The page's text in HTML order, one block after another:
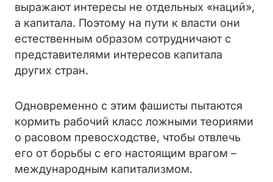
выражают интересы не отдельных «наций»,
а капитала. Поэтому на пути к власти они
естественным образом сотрудничают с
представителями интересов капитала
других стран.
Одновременно с этим фашисты пытаются
кормить рабочий класс ложными теориями
о расовом превосходстве, чтобы отвлечь
его от борьбы с его настоящим врагом –
международным капитализмом.